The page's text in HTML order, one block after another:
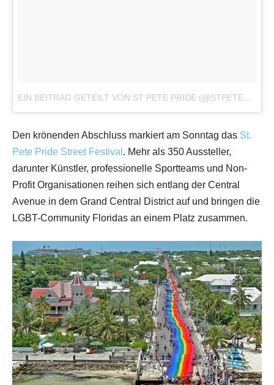
EIN BEITRAG GETEILT VON ST PETE PRIDE (@STPETEPRIDE)
Den krönenden Abschluss markiert am Sonntag das St.
Pete Pride Street Festival . Mehr als 350 Aussteller,
darunter Künstler, professionelle Sportteams und Non-
Profit Organisationen reihen sich entlang der Central
Avenue in dem Grand Central District auf und bringen die
LGBT-Community Floridas an einem Platz zusammen.